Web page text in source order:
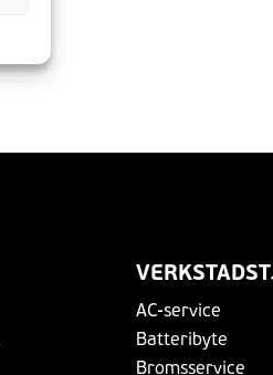
AC-service
Batteribyte
Bromsservice